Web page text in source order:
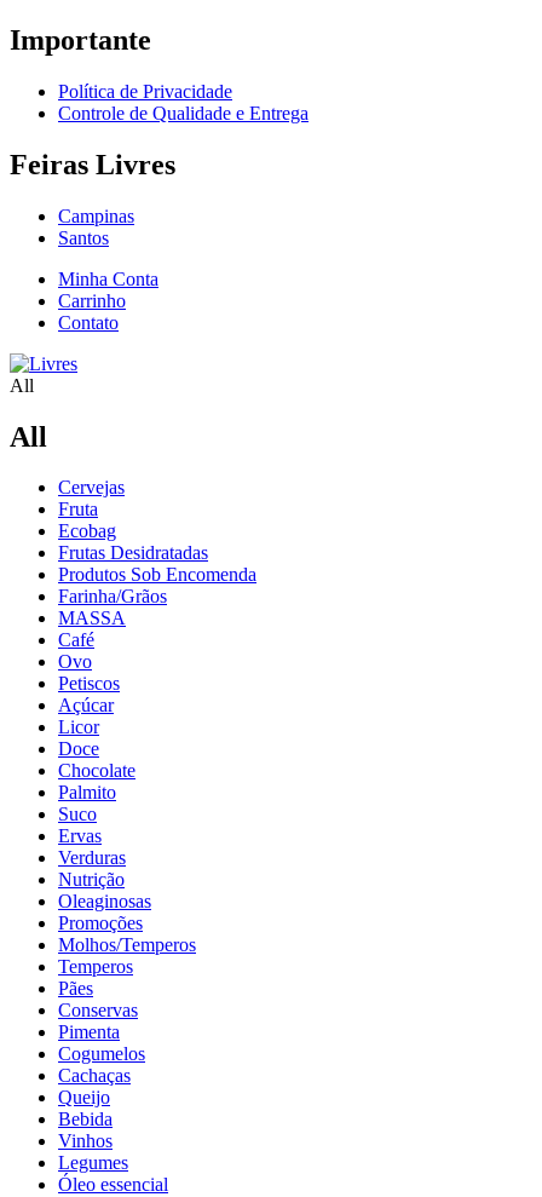
Importante
Política de Privacidade
Controle de Qualidade e Entrega
Feiras Livres
Campinas
Santos
Minha Conta
Carrinho
Contato
All
All
Cervejas
Fruta
Ecobag
Frutas Desidratadas
Produtos Sob Encomenda
Farinha/Grãos
MASSA
Café
Ovo
Petiscos
Açúcar
Licor
Doce
Chocolate
Palmito
Suco
Ervas
Verduras
Nutrição
Oleaginosas
Promoções
Molhos/Temperos
Temperos
Pães
Conservas
Pimenta
Cogumelos
Cachaças
Queijo
Bebida
Vinhos
Legumes
Óleo essencial